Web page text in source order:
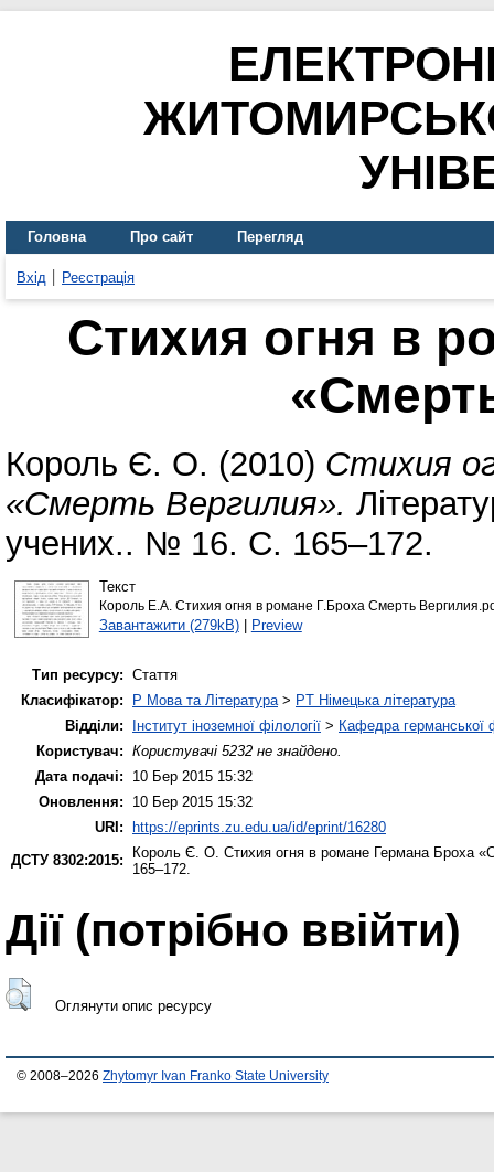
Головна Про сайт Перегляд
Вхід Реєстрація
Стихия огня в
Король Є. О. (2010) Стихия
«Смерть Вергилия».
учених.. № 16. С. 165–172.
Текст
Король Е.А. Стихия огня в романе Г.Броха Смерть
Завантажити (279kB)| Preview
Тип ресурсу: Стаття
Класифікатор:
P Мова та Література> PT Німецька література
Відділи:
Інститут іноземної філології > Кафедра германської
Користувач: Користувачі 5232 не знайдено.
Дата подачі:
10 Бер 2015 15:32
Оновлення:
10 Бер 2015 15:32
URI:
https://eprints.zu.edu.ua/id/eprint/16280
ДСТУ 8302:2015:
Король Є. О. Стихия огня в романе Германа Броха
165–172.
Дії ​​(потрібно ввійти)
Оглянути опис ресурсу
© 2008–2026 Zhytomyr Ivan Franko State University